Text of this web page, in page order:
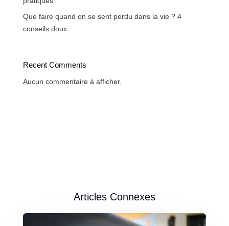
Que faire quand on se sent perdu dans la vie ? 4
conseils doux
Recent Comments
Aucun commentaire à afficher.
Articles Connexes